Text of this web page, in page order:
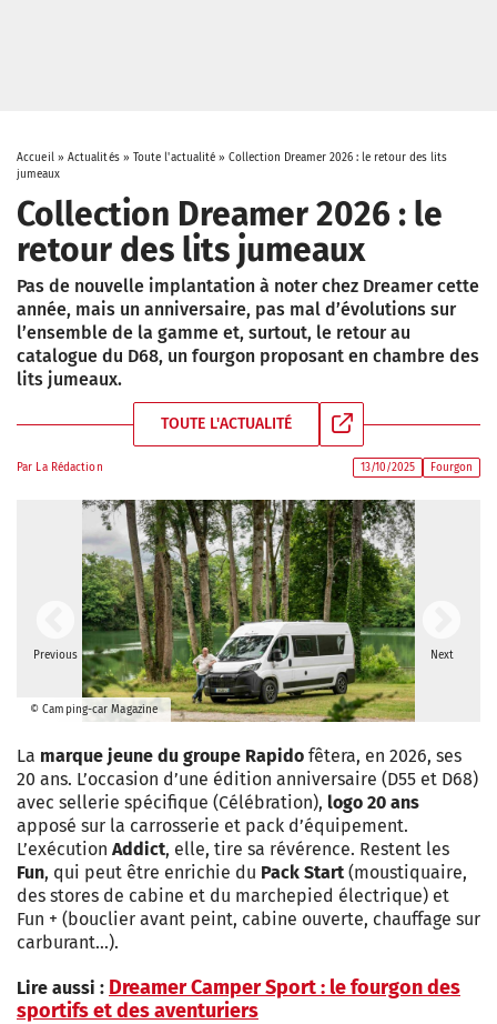
Accueil» Actualités» Toute l'actualité »Collection Dreamer 2026 : le retour des lits
jumeaux
Collection Dreamer 2026 : le
retour des lits jumeaux
Pas de nouvelle implantation à noter chez Dreamer cette
année, mais un anniversaire, pas mal d’évolutions sur
l’ensemble de la gamme et, surtout, le retour au
catalogue du D68, un fourgon proposant en chambre des
lits jumeaux.
TOUTE L'ACTUALITÉ
Par La Rédaction 13/10/2025 Fourgon
Previous
© Camping-car Magazine
Next
La marque jeune du groupe Rapido fêtera, en 2026, ses
20 ans. L’occasion d’une édition anniversaire (D55 et D68)
avec sellerie spécifique (Célébration), logo 20 ans
apposé sur la carrosserie et pack d’équipement.
L’exécution Addict, elle, tire sa révérence. Restent les
Fun, qui peut être enrichie du Pack Start (moustiquaire,
des stores de cabine et du marchepied électrique) et
Fun + (bouclier avant peint, cabine ouverte, chauffage sur
carburant…).
Lire aussi : Dreamer Camper Sport : le fourgon des
sportifs et des aventuriers